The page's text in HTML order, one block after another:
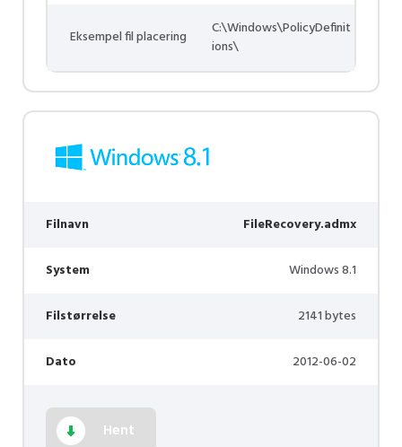
Eksempel fil placering
C:\Windows\PolicyDefinit
ions\
Filnavn FileRecovery.admx
System Windows 8.1
Filstørrelse 2141 bytes
Dato 2012-06-02
Hent